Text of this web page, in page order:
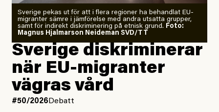
analyserat hur de olika klimatmodellerna bedömer
läget för hur den begynnande El Niño-händelsen ska
utveckla sig. El Niño är ett återkommande
väderfenomen som uppstår när havsvattnet i delar av
Stilla havet blir ovanligt varmt. Det påverkar vädret
över stora delar av världen och under
forskare allt oftare varnat för att den här El Niñon
Sverige pekas ut för att i flera regioner ha behandlat EU-
migranter sämre i jämförelse med andra utsatta grupper,
samt för indirekt diskriminering på etnisk grund. Foto:
Magnus Hjalmarson Neideman SVD/TT
Sverige diskriminerar
när EU-migranter
vägras vård
#50/2026 Debatt